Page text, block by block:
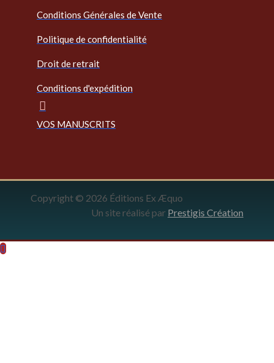
Conditions Générales de Vente
Politique de confidentialité
Droit de retrait
Conditions d'expédition
VOS MANUSCRITS
Copyright © 2026 Éditions Ex Æquo
Un site réalisé par Prestigis Création